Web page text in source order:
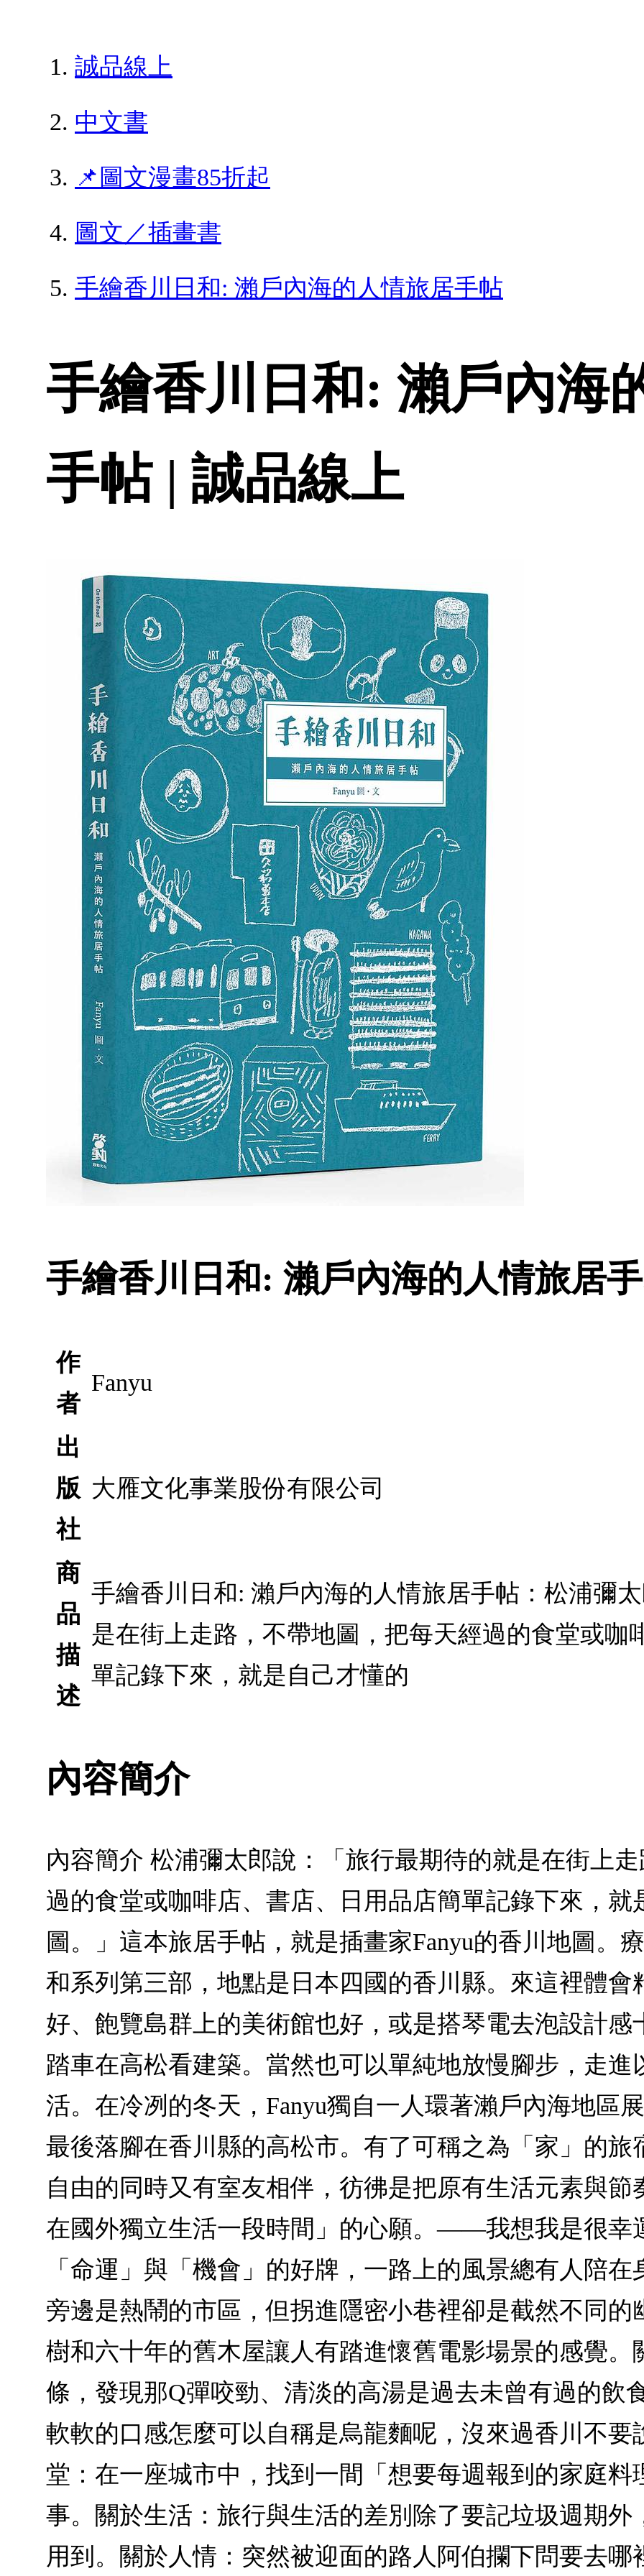
誠品線上
中文書
📌圖文漫畫85折起
圖文／插畫書
手繪香川日和: 瀨戶內海的人情旅居手帖
手繪香川日和: 瀨戶內海
手帖 | 誠品線上
手繪香川日和: 瀨戶內海的人情旅居
作
者
Fanyu
出
版
社
大雁文化事業股份有限公司
商
品
描
述
手繪香川日和: 瀨戶內海的人情旅居手帖：松浦彌
是在街上走路，不帶地圖，把每天經過的食堂或咖
單記錄下來，就是自己才懂的
內容簡介
內容簡介 松浦彌太郎說：「旅行最期待的就是在街上
過的食堂或咖啡店、書店、日用品店簡單記錄下來，就
圖。」這本旅居手帖，就是插畫家Fanyu的香川地圖。
和系列第三部，地點是日本四國的香川縣。來這裡體會
好、飽覽島群上的美術館也好，或是搭琴電去泡設計
踏車在高松看建築。當然也可以單純地放慢腳步，走進
活。在冷冽的冬天，Fanyu獨自一人環著瀨戶內海地區
最後落腳在香川縣的高松市。有了可稱之為「家」的旅
自由的同時又有室友相伴，彷彿是把原有生活元素與
在國外獨立生活一段時間」的心願。——我想我是很幸
「命運」與「機會」的好牌，一路上的風景總有人陪
旁邊是熱鬧的市區，但拐進隱密小巷裡卻是截然不同的
樹和六十年的舊木屋讓人有踏進懷舊電影場景的感覺。
條，發現那Q彈咬勁、清淡的高湯是過去未曾有過的飲
軟軟的口感怎麼可以自稱是烏龍麵呢，沒來過香川不要
堂：在一座城市中，找到一間「想要每週報到的家庭料
事。關於生活：旅行與生活的差別除了要記垃圾週期外
用到。關於人情：突然被迎面的路人阿伯攔下問要去